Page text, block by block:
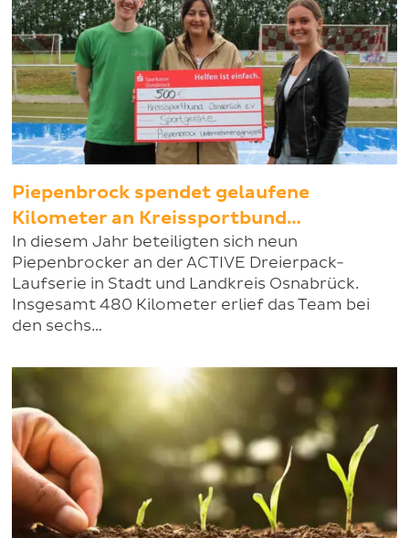
Piepenbrock spendet gelaufene
Kilometer an Kreissportbund…
In diesem Jahr beteiligten sich neun
Piepenbrocker an der ACTIVE Dreierpack-
Laufserie in Stadt und Landkreis Osnabrück.
Insgesamt 480 Kilometer erlief das Team bei
den sechs…